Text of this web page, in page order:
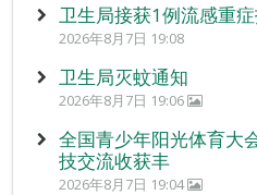
卫生局接获1例流感重
2026年8月7日 19:08
卫生局灭蚊通知
2026年8月7日 19:06
全国青少年阳光体育大
技交流收获丰
2026年8月7日 19:04